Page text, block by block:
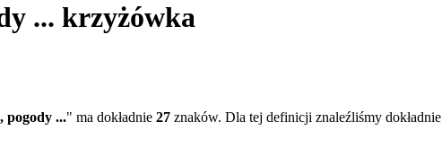
... krzyżówka
pogody ..." ma dokładnie 27 znaków. Dla tej definicji znaleźliśmy dokładnie